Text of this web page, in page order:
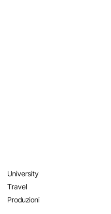
University
Travel
Produzioni